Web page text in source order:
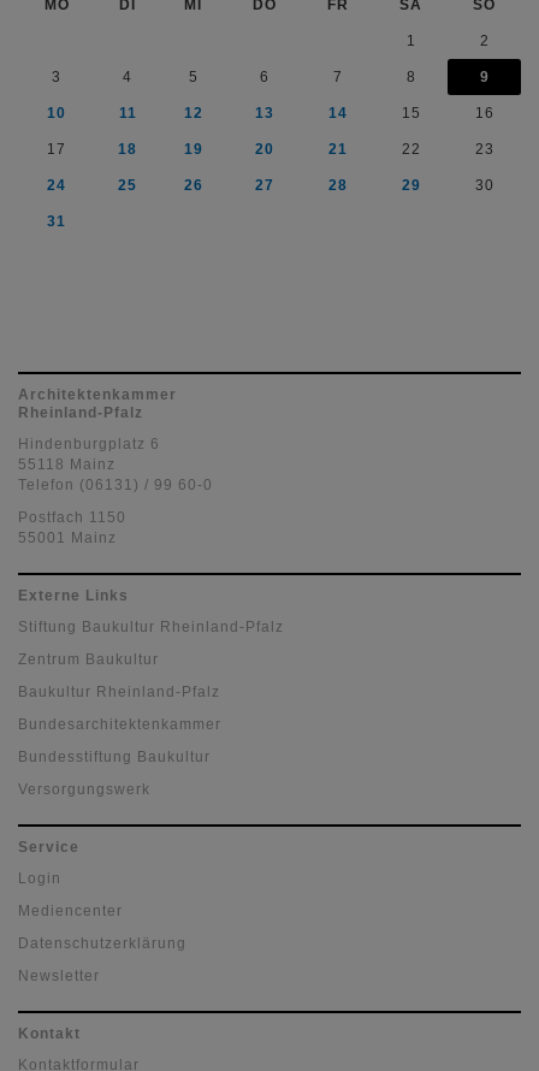
MO DI MI DO FR SA SO
1 2
3 4 5 6 7 8 9
10 11 12 13 14 15 16
17 18 19 20 21 22 23
24 25 26 27 28 29 30
31
Architektenkammer
Rheinland-Pfalz
Hindenburgplatz 6
55118 Mainz
Telefon (06131) / 99 60-0
Postfach 1150
55001 Mainz
Externe Links
Stiftung Baukultur Rheinland-Pfalz
Zentrum Baukultur
Baukultur Rheinland-Pfalz
Bundesarchitektenkammer
Bundesstiftung Baukultur
Versorgungswerk
Service
Login
Mediencenter
Datenschutzerklärung
Newsletter
Kontakt
Kontaktformular